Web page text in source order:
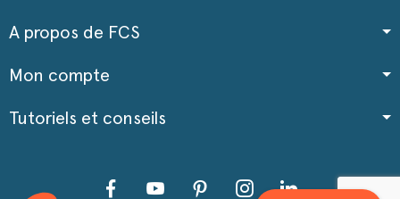
A propos de FCS
Mon compte
Tutoriels et conseils
FacebookYouTube PinterestInstagramLinkedIn